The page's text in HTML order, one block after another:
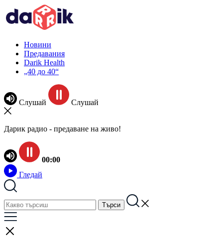
Новини
Предавания
Darik Health
„40 до 40“
Слушай Слушай
Дарик радио - предаване на живо!
00:00
Гледай